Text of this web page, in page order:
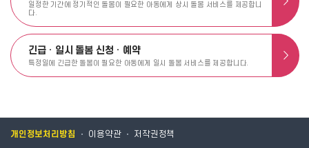
일정한 기간에 정기적인 돌봄이 필요한 아동에게
상시 돌봄 서비스를 제공합니
다.
긴급 · 일시 돌봄 신청 · 예약
특정일에 긴급한 돌봄이 필요한 아동에게 일시 돌봄 서비스를 제공합니다.
개인정보처리방침 이용약관 저작권정책